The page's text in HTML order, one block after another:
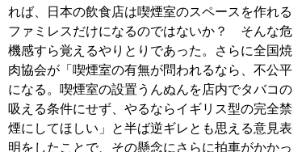
れば、日本の飲食店は喫煙室のスペースを作れる
ファミレスだけになるのではないか？ そんな危
機感すら覚えるやりとりであった。さらに全国焼
肉協会が「喫煙室の有無が問われるなら、不公平
になる。喫煙室の設置うんぬんを店内でタバコの
吸える条件にせず、やるならイギリス型の完全禁
煙にしてほしい」と半ば逆ギレとも思える意見表
明をしたことで、その懸念にさらに拍車がかかっ